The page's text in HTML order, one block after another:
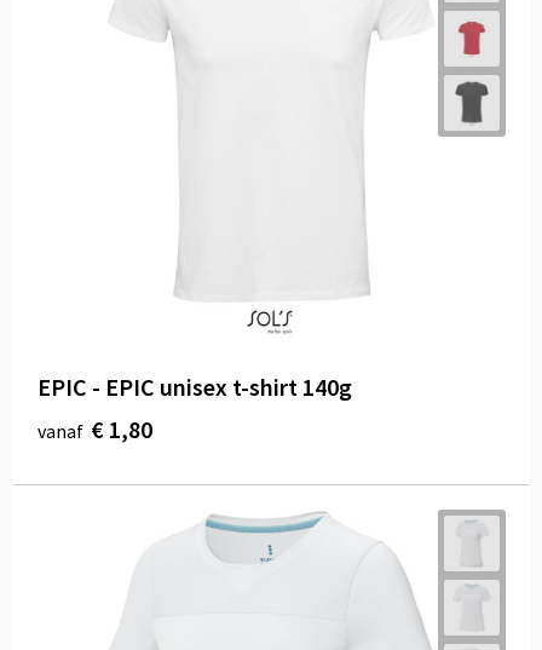
EPIC - EPIC unisex t-shirt 140g
vanaf € 1,80